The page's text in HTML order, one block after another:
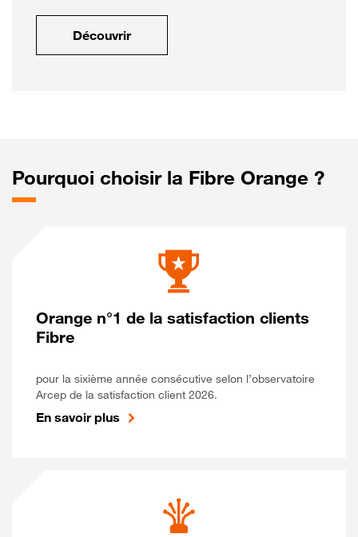
Découvrir
Pourquoi choisir la Fibre Orange ?
Orange n°1 de la satisfaction clients
Fibre
pour la sixième année consécutive selon l’observatoire
Arcep de la satisfaction client 2026.
En savoir plus